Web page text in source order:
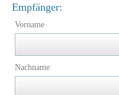
Empfänger:
Vorname
Nachname